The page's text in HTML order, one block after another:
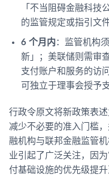
「不当阻碍金融科技
的监管规定或指引文
6 个月内 ：监管机构
新」；美联储则需审
支付账户和服务的访
可独立于理事会授予
行政令原文将新政策表
减少不必要的准入门槛
融机构与联邦金融监管
业引起了广泛关注，因
付基础设施的优先级提升